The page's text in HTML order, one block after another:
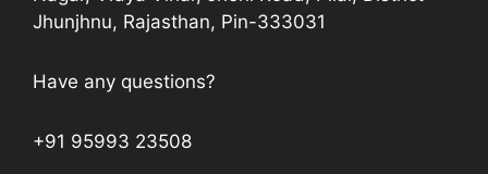
Jhunjhnu, Rajasthan, Pin-333031
Have any questions?
+91 95993 23508